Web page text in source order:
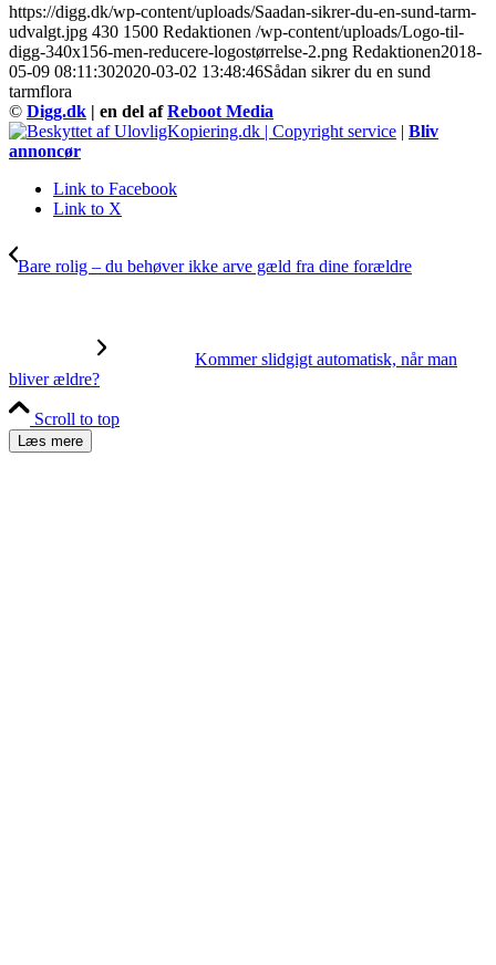
https://digg.dk/wp-content/uploads/Saadan-sikrer-du-en-sund-tarm-
udvalgt.jpg 430 1500 Redaktionen /wp-content/uploads/Logo-til-
digg-340x156-men-reducere-logostørrelse-2.png Redaktionen2018-
05-09 08:11:302020-03-02 13:48:46Sådan sikrer du en sund
tarmflora
© Digg.dk | en del afReboot Media
| Bliv
annoncør
Link to Facebook
Link to X
Bare rolig – du behøver ikke arve gæld fra dine forældre
Kommer slidgigt automatisk, når man
bliver ældre?
Scroll to top
Læs mere